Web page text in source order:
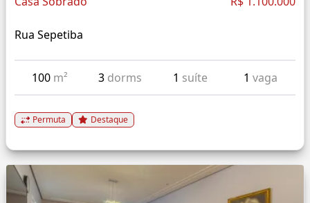
Rua Sepetiba
100 m² 3 dorms 1 suíte 1 vaga
Permuta Destaque